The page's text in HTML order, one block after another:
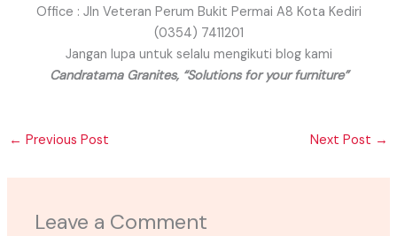
Office : Jln Veteran Perum Bukit Permai A8 Kota Kediri
(0354) 7411201
Jangan lupa untuk selalu mengikuti blog kami
Candratama Granites, “Solutions for your furniture”
← Previous Post Next Post →
Leave a Comment